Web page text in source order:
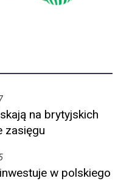
na brytyjskich
zasięgu
w polskiego